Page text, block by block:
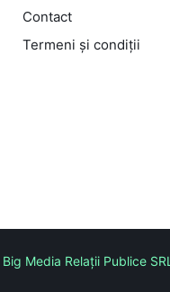
Contact
Termeni și condiții
Big Media Relații Publice SRL